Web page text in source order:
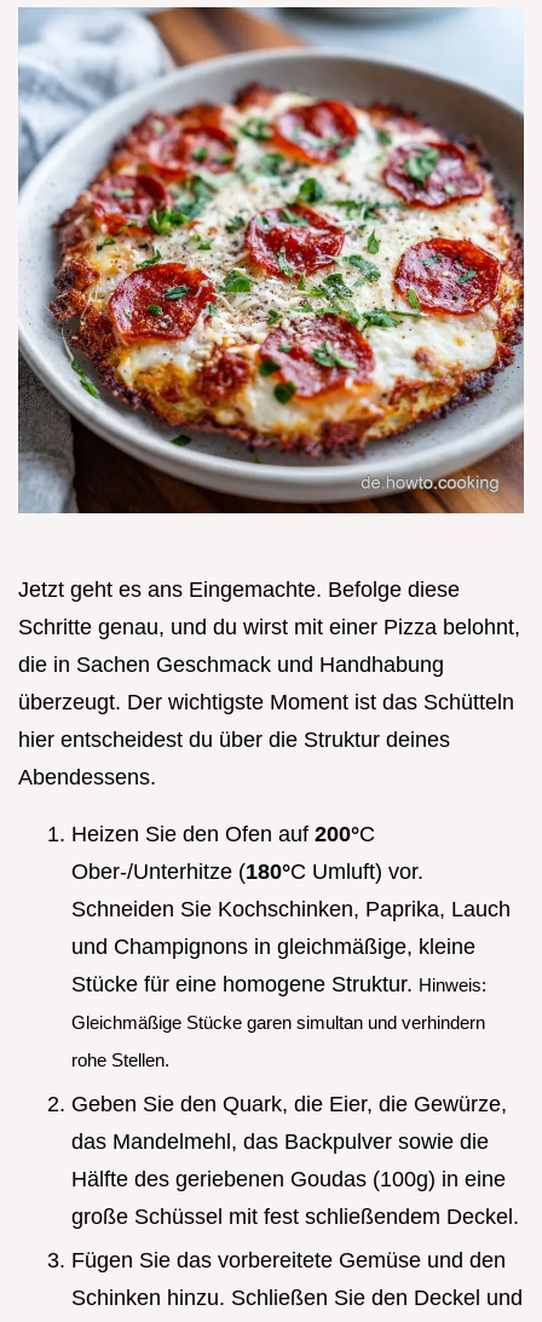
Jetzt geht es ans Eingemachte. Befolge diese
Schritte genau, und du wirst mit einer Pizza belohnt,
die in Sachen Geschmack und Handhabung
überzeugt. Der wichtigste Moment ist das Schütteln
hier entscheidest du über die Struktur deines
Abendessens.
Heizen Sie den Ofen auf 200°C
Ober-/Unterhitze (180°C Umluft) vor.
Schneiden Sie Kochschinken, Paprika, Lauch
und Champignons in gleichmäßige, kleine
Stücke für eine homogene Struktur. Hinweis:
Gleichmäßige Stücke garen simultan und verhindern
rohe Stellen.
Geben Sie den Quark, die Eier, die Gewürze,
das Mandelmehl, das Backpulver sowie die
Hälfte des geriebenen Goudas (100g) in eine
große Schüssel mit fest schließendem Deckel.
Fügen Sie das vorbereitete Gemüse und den
Schinken hinzu. Schließen Sie den Deckel und